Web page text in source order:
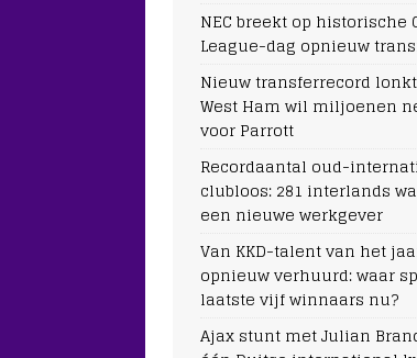
NEC breekt op historische
League-dag opnieuw
Nieuw transferrecord lonkt
West Ham wil miljoenen
voor Parrott
Recordaantal oud-
clubloos: 281 interlands
een nieuwe werkgever
Van KKD-talent van het
opnieuw verhuurd: waar
laatste vijf winnaars nu?
Ajax stunt met Julian